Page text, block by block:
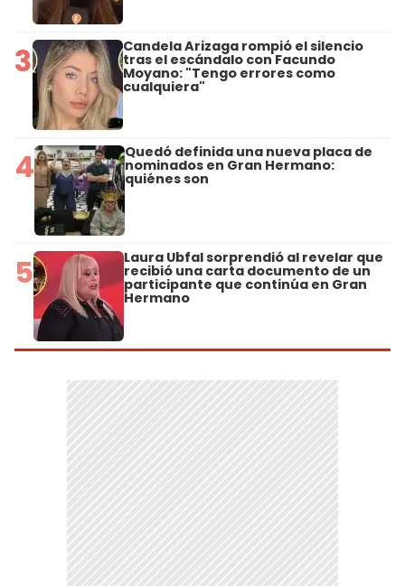
3 Candela Arizaga rompió el silencio
tras el escándalo con Facundo
Moyano: "Tengo errores como
cualquiera"
4 Quedó definida una nueva placa de
nominados en Gran Hermano:
quiénes son
5 Laura Ubfal sorprendió al revelar que
recibió una carta documento de un
participante que continúa en Gran
Hermano